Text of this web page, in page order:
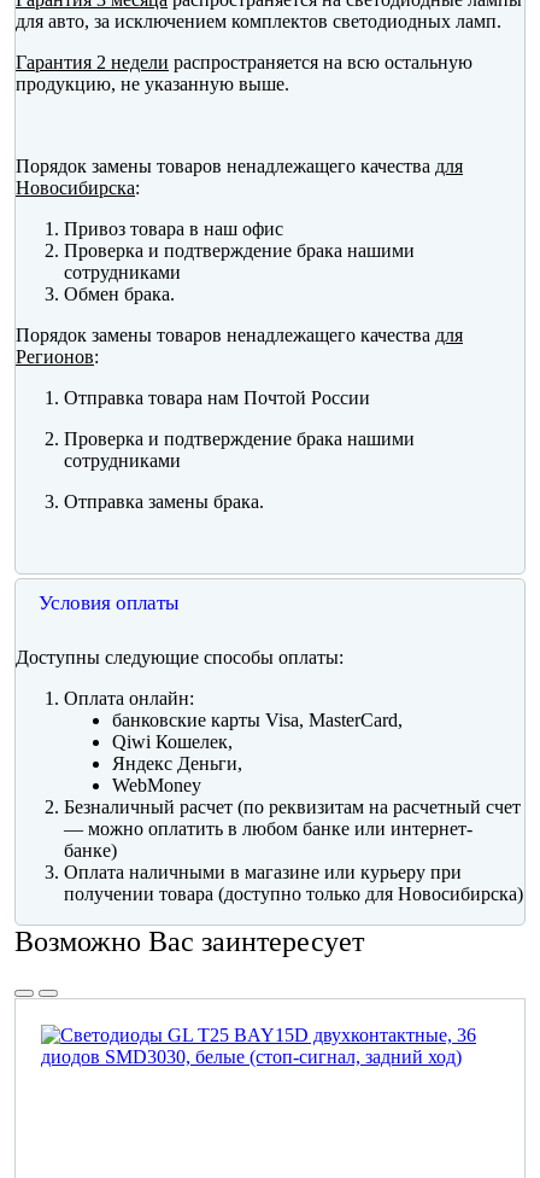
для авто, за исключением комплектов светодиодных ламп.
Гарантия 2 недели распространяется на всю остальную
продукцию, не указанную выше.
Порядок замены товаров ненадлежащего качества для
Новосибирска:
Привоз товара в наш офис
Проверка и подтверждение брака нашими
сотрудниками
Обмен брака.
Порядок замены товаров ненадлежащего качества для
Регионов:
Отправка товара нам Почтой России
Проверка и подтверждение брака нашими
сотрудниками
Отправка замены брака.
Условия оплаты
Доступны следующие способы оплаты:
Оплата онлайн:
банковские карты Visa, MasterCard,
Qiwi Кошелек,
Яндекс Деньги,
WebMoney
Безналичный расчет (по реквизитам на расчетный счет
— можно оплатить в любом банке или интернет-
банке)
Оплата наличными в магазине или курьеру при
получении товара (доступно только для Новосибирска)
Возможно Вас заинтересует